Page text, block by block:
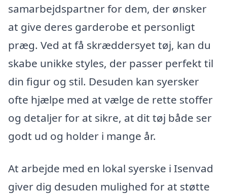
samarbejdspartner for dem, der ønsker
at give deres garderobe et personligt
præg. Ved at få skræddersyet tøj, kan du
skabe unikke styles, der passer perfekt til
din figur og stil. Desuden kan syersker
ofte hjælpe med at vælge de rette stoffer
og detaljer for at sikre, at dit tøj både ser
godt ud og holder i mange år.
At arbejde med en lokal syerske i Isenvad
giver dig desuden mulighed for at støtte